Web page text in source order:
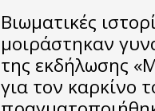
Βιωματικές
μοιράστηκαν
της εκδήλωσης
για τον καρκίνο